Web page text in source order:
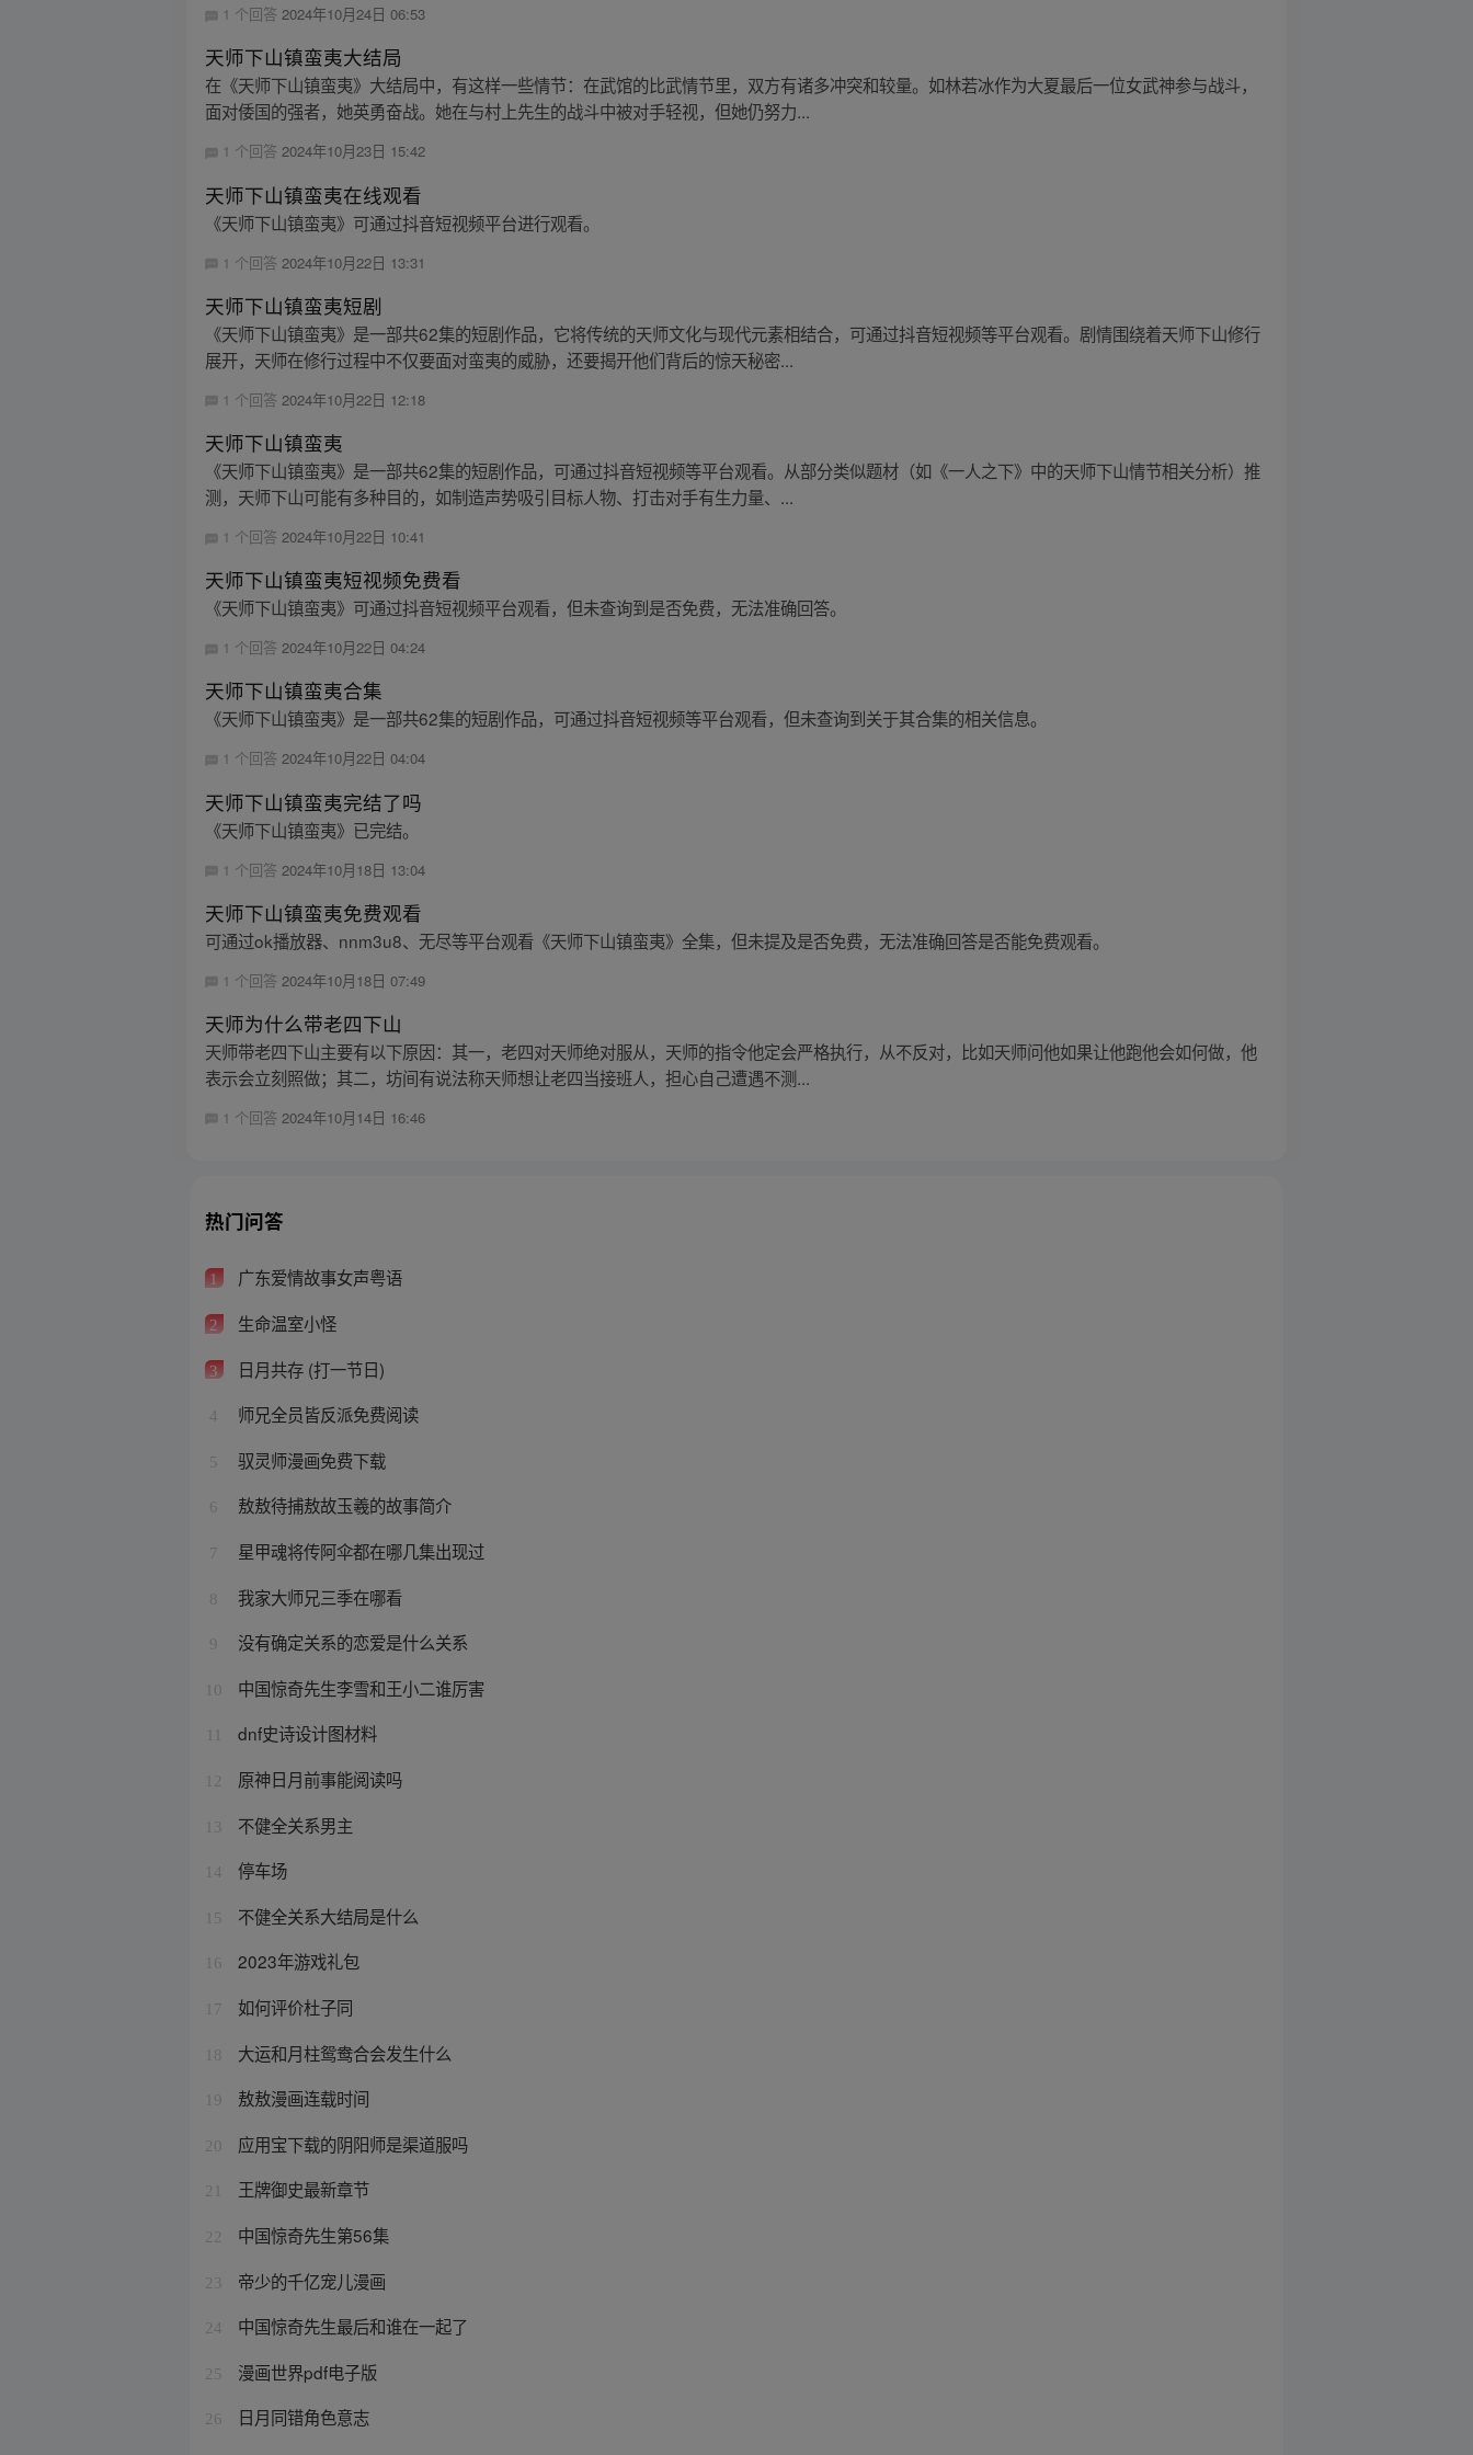
1 个回答2024年10月24日 06:53
天师下山镇蛮夷大结局
在《天师下山镇蛮夷》大结局中，有这样一些情节：在武馆的比武情节里，双方有诸多冲突和较量。如林若冰作为大夏最后一位女武神参与战斗，
面对倭国的强者，她英勇奋战。她在与村上先生的战斗中被对手轻视，但她仍努力...
1 个回答2024年10月23日 15:42
天师下山镇蛮夷在线观看
《天师下山镇蛮夷》可通过抖音短视频平台进行观看。
1 个回答 2024年10月22日 13:31
天师下山镇蛮夷短剧
《天师下山镇蛮夷》是一部共62集的短剧作品，它将传统的天师文化与现代元素相结合，可通过抖音短视频等平台观看。剧情围绕着天师下山修行
展开，天师在修行过程中不仅要面对蛮夷的威胁，还要揭开他们背后的惊天秘密...
1 个回答 2024年10月22日 12:18
天师下山镇蛮夷
《天师下山镇蛮夷》是一部共62集的短剧作品，可通过抖音短视频等平台观看。从部分类似题材（如《一人之下》中的天师下山情节相关分析）推
测，天师下山可能有多种目的，如制造声势吸引目标人物、打击对手有生力量、...
1 个回答2024年10月22日 10:41
天师下山镇蛮夷短视频免费看
《天师下山镇蛮夷》可通过抖音短视频平台观看，但未查询到是否免费，无法准确回答。
1 个回答2024年10月22日 04:24
天师下山镇蛮夷合集
《天师下山镇蛮夷》是一部共62集的短剧作品，可通过抖音短视频等平台观看，但未查询到关于其合集的相关信息。
1 个回答2024年10月22日 04:04
天师下山镇蛮夷完结了吗
《天师下山镇蛮夷》已完结。
1 个回答 2024年10月18日 13:04
天师下山镇蛮夷免费观看
可通过ok播放器、nnm3u8、无尽等平台观看《天师下山镇蛮夷》全集，但未提及是否免费，无法准确回答是否能免费观看。
1 个回答 2024年10月18日 07:49
天师为什么带老四下山
天师带老四下山主要有以下原因：其一，老四对天师绝对服从，天师的指令他定会严格执行，从不反对，比如天师问他如果让他跑他会如何做，他
表示会立刻照做；其二，坊间有说法称天师想让老四当接班人，担心自己遭遇不测...
1 个回答2024年10月14日 16:46
热门问答
1 广东爱情故事女声粤语
2 生命温室小怪
3 日月共存 (打一节日)
4 师兄全员皆反派免费阅读
5 驭灵师漫画免费下载
6 敖敖待捕敖故玉羲的故事简介
7 星甲魂将传阿伞都在哪几集出现过
8 我家大师兄三季在哪看
9 没有确定关系的恋爱是什么关系
10 中国惊奇先生李雪和王小二谁厉害
dnf史诗设计图材料
12 原神日月前事能阅读吗
13 不健全关系男主
14 停车场
15 不健全关系大结局是什么
16 2023年游戏礼包
17 如何评价杜子同
18 大运和月柱鸳鸯合会发生什么
19 敖敖漫画连载时间
20 应用宝下载的阴阳师是渠道服吗
21 王牌御史最新章节
22 中国惊奇先生第56集
23 帝少的千亿宠儿漫画
24 中国惊奇先生最后和谁在一起了
25 漫画世界pdf电子版
26 日月同错角色意志